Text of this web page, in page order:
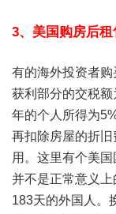
3、美国购房后
有的海外投资者
获利部分的交税
年的个人所得为
再扣除房屋的折
用。这里有个美
并不是正常意义
183天的外国人。